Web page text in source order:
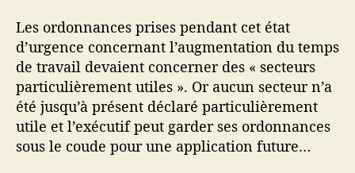
Les ordonnances prises pendant cet état
d’urgence concernant l’augmentation du temps
de travail devaient concerner des « secteurs
particulièrement utiles ». Or aucun secteur n’a
été jusqu’à présent déclaré particulièrement
utile et l’exécutif peut garder ses ordonnances
sous le coude pour une application future…